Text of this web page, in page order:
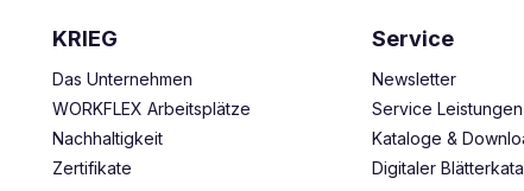
KRIEG
Das Unternehmen
WORKFLEX Arbeitsplätze
Nachhaltigkeit
Zertifikate
Service
Newsletter
Service Leistungen
Kataloge &
Digitaler